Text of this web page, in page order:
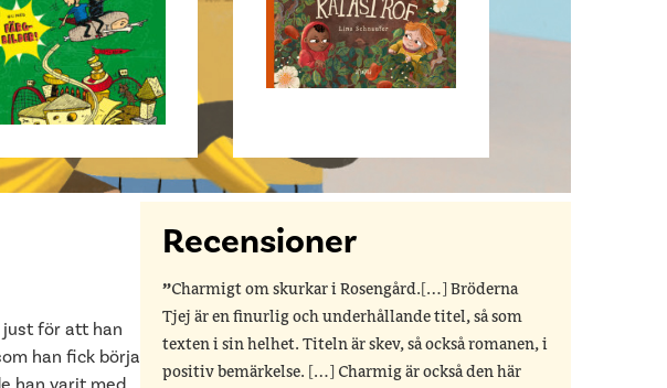
just för att han
han fick börja
Recensioner
Charmigt om skurkar i Rosengård.[…] Bröderna
Tjej är en finurlig och underhållande titel, så som
texten i sin helhet. Titeln är skev, så också romanen, i
positiv bemärkelse. […] Charmig är också den här